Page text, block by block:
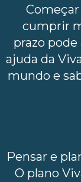
cumprir
prazo
ajuda da
mundo e
Pensar e
O plano